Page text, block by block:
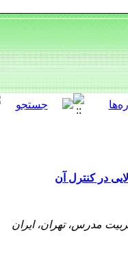
در کنترل آن
مدرس، تهران، ایران